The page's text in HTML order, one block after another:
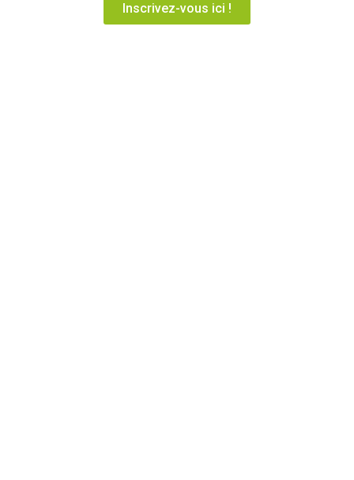
Inscrivez-vous ici !